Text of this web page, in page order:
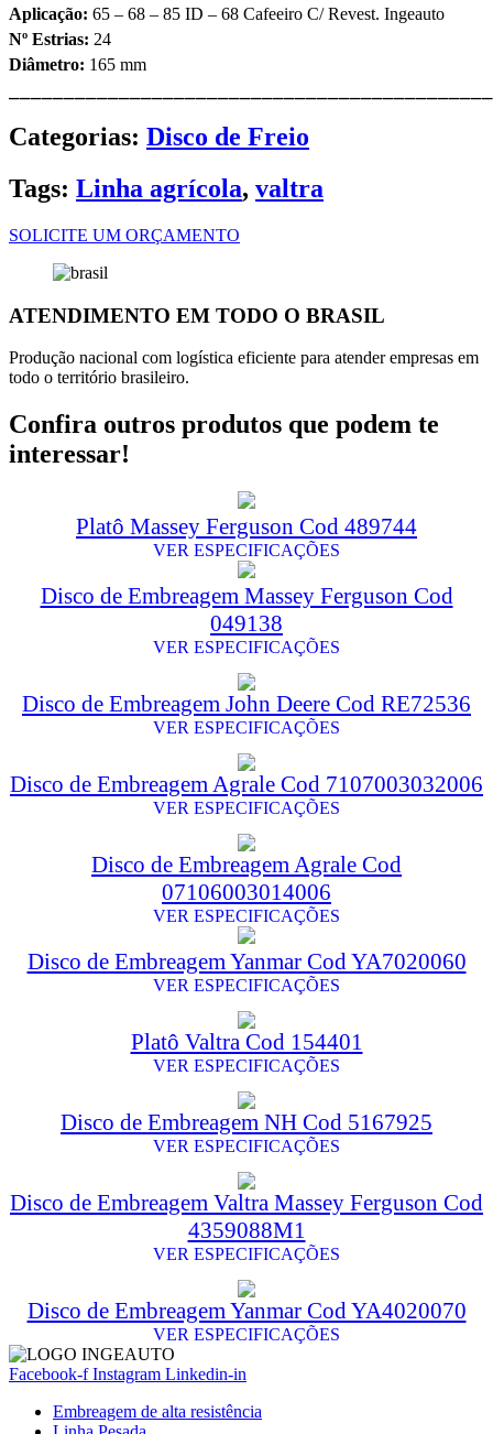
Aplicação: 65 – 68 – 85 ID – 68 Cafeeiro C/ Revest. Ingeauto
Nº Estrias: 24
Diâmetro: 165 mm
Categorias: Disco de Freio
Tags: Linha agrícola, valtra
SOLICITE UM ORÇAMENTO
ATENDIMENTO EM TODO O BRASIL
Produção nacional com logística eficiente para atender empresas em
todo o território brasileiro.
Confira outros produtos que podem te
interessar!
Platô Massey Ferguson Cod 489744
VER ESPECIFICAÇÕES
Disco de Embreagem Massey Ferguson Cod
049138
VER ESPECIFICAÇÕES
Disco de Embreagem John Deere Cod RE72536
VER ESPECIFICAÇÕES
Disco de Embreagem Agrale Cod 7107003032006
VER ESPECIFICAÇÕES
Disco de Embreagem Agrale Cod
07106003014006
VER ESPECIFICAÇÕES
Disco de Embreagem Yanmar Cod YA7020060
VER ESPECIFICAÇÕES
Platô Valtra Cod 154401
VER ESPECIFICAÇÕES
Disco de Embreagem NH Cod 5167925
VER ESPECIFICAÇÕES
Disco de Embreagem Valtra Massey Ferguson Cod
4359088M1
VER ESPECIFICAÇÕES
Disco de Embreagem Yanmar Cod YA4020070
VER ESPECIFICAÇÕES
Facebook-f Instagram Linkedin-in
Embreagem de alta resistência